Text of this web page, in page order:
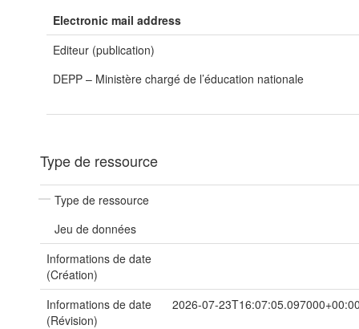
Electronic mail address
Editeur (publication)
DEPP – Ministère chargé de l’éducation nationale
Type de ressource
Type de ressource
Jeu de données
Informations de date
(Création)
Informations de date
(Révision)
2026-07-